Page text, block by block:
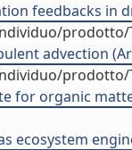
feedbacks in
prodotto/
advection
prodotto/
for organic
ecosystem